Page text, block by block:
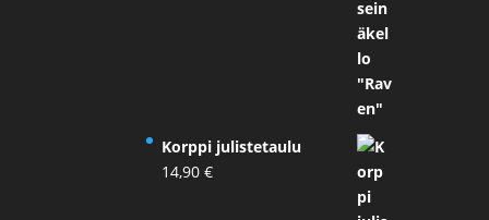
Korppi julistetaulu
14,90€